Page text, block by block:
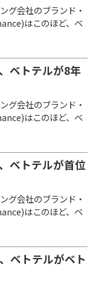
グ会社のブランド・
はこのほど、ベ
ベトテルが8年
グ会社のブランド・
はこのほど、ベ
ベトテルが首位
グ会社のブランド・
はこのほど、ベ
ベトテルがベト